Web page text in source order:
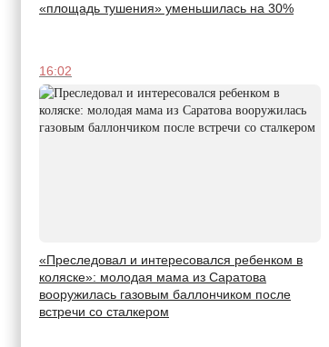
«площадь тушения» уменьшилась на 30%
16:02
«Преследовал и интересовался ребенком в
коляске»: молодая мама из Саратова
вооружилась газовым баллончиком после
встречи со сталкером